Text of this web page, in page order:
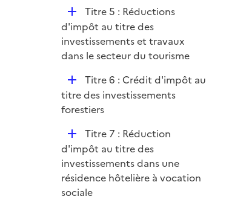
D
é
p
l
r
Titre 5 : Réductions
d'impôt au titre des
investissements et travaux
dans le secteur du tourisme
D
é
p
e
r
Titre 6 : Crédit d'impôt au
titre des investissements
forestiers
D
é
p
l
i
Titre 7 : Réduction
d'impôt au titre des
investissements dans une
résidence hôtelière à vocation
sociale